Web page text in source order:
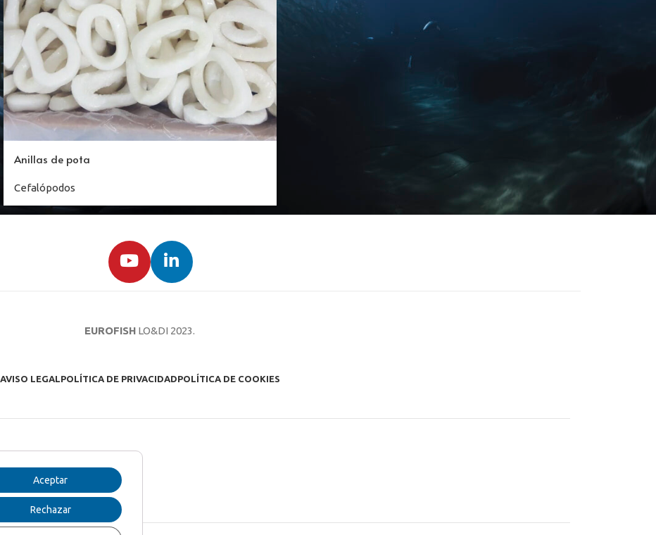
Anillas de pota
Cefalópodos
EUROFISH LO&DI 2023.
AVISO LEGAL POLÍTICA DE PRIVACIDADPOLÍTICA DE COOKIES
Aceptar
Rechazar